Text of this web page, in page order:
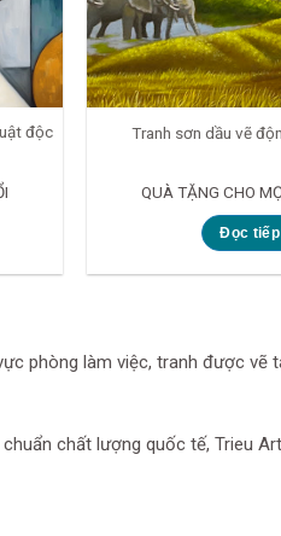
độc
Tranh sơn dầu vẽ
QUÀ TẶNG CHO
Đọc tiếp
phòng làm việc, tranh được vẽ
chất lượng quốc tế, Trieu